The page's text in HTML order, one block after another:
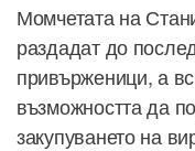
Момчетата на
раздадат до
привърженици, а
възможността да
закупуването на